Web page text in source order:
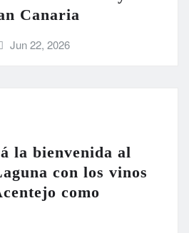
Canaria
Jun 22, 2026
la bienvenida al
con los vinos
como